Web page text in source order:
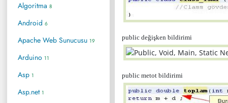
Algoritma 8
Android 6
Apache Web Sunucusu 19
Arduino 11
Asp 1
Asp.net 1
public değişken bildirimi
public metot bildirimi